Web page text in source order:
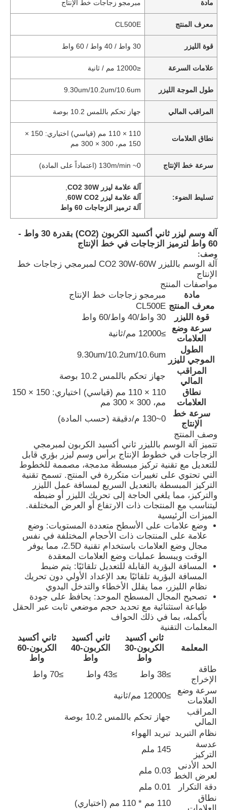
منزل
المنتجات
حول بنا
جولة في المعمل
ضبط الجودة
اتصل بنا
أخبار
طلب اقتباس
آلة النقش بالليزر الليفي
آلة وسم الليزر المحمولة
مادة مبرمجو زجاجات خط الإنتاج
معرف المنتج CL500E
قوة الليزر 30 واط / 40 واط / 60 واط
علامات السرعة ≤12000 مم / ثانية
طول الموجة الليزر 9.30um/10.2um/10.6um
المراقب المالي جهاز تحكم باللمس 10.2 بوصة
نطاق العلامات
110 × 110 مم (قياسي) اختياري: 150 ×
150 مم، 300 × 300 مم
سرعة خط الإنتاج 0~ 130m/min (اعتماداً على المادة)
تسليط الضوء:
آلة علامة ليزر CO2 30W
آلة علامة ليزر 60W CO2
آلة ترميز الزجاجات 60 واط
آلة وسم ليزر ثاني أكسيد الكربون (CO2) بقدرة 30 واط -
60 واط لترميز الزجاجات في خط الإنتاج
وصف:
آلة الوسم بالليزر CO2 30W-60W لمبرمجي زجاجات خط
الإنتاج
مواصفات المنتج
مادة
مبرمجو زجاجات خط الإنتاج
معرف المنتج CL500E
قوة الليزر
30 واط/40 واط/60 واط
سرعة وضع
العلامات
≥12000 مم/ثانية
الطول
الموجي لليزر
9.30um/10.2um/10.6um
المراقب
المالي
جهاز تحكم باللمس 10.2 بوصة
نطاق
العلامات
110 × 110 مم (قياسي) اختياري: 150 × 150
مم، 300 × 300 مم
سرعة خط
الإنتاج
0~130 م/دقيقة (حسب المادة)
وصف المنتج
تتميز آلة الوسم بالليزر ثاني أكسيد الكربون لمبرمجي
الزجاجات في خطوط الإنتاج برأس وسم ليزر بؤري قابل
للتعديل مع تقنية تركيز مبسطة مدمجة، مصممة للخطوط
التي تحتوي على تغييرات متكررة في المنتج. تسمح تقنية
التركيز المبسطة بالتعديل السريع لمسافة عمل الليزر
والتركيز، مما يلغي الحاجة إلى تحريك الليزر أو ضبطه
ليتناسب مع المنتجات ذات الارتفاع أو العرض المختلفة.
الميزات الرئيسية
وضع علامات على الأسطح متعددة المستويات: وضع
علامة على المنتجات ذات الأحجام المختلفة في نفس
مجال وضع العلامات باستخدام تقنية 2.5D، مما يوفر
الوقت ويبسط عمليات وضع العلامات المعقدة
المسافة البؤرية القابلة للتعديل تلقائيًا: يتم ضبط
المسافة البؤرية تلقائيًا بعد الإعداد الأولي دون تحريك
نظام الليزر، مما يقلل الأخطاء والتدخل اليدوي
تصحيح المجال المسطح الموحد: يحافظ على جودة
طباعة استثنائية مع تحديد حجم موضعي ثابت عبر الحقل
بأكمله، بما في ذلك الحواف
المعلمات التقنية
المعلمة
ثاني أكسيد
الكربون-30
واط
ثاني أكسيد
الكربون-40
واط
ثاني أكسيد
الكربون-60
واط
طاقة
الإخراج
≥38 واط ≥43 واط
≥70 واط
سرعة وضع
العلامات
≥12000 مم/ثانية
المراقب
المالي
جهاز تحكم باللمس 10.2 بوصة
نظام التبريد تبريد الهواء
عدسة
التركيز
145 ملم
الحد الأدنى
لعرض الخط
0.03 ملم
دقة التكرار
0.01 ملم
نطاق
العلامات
110 مم * 110 مم (اختياري)